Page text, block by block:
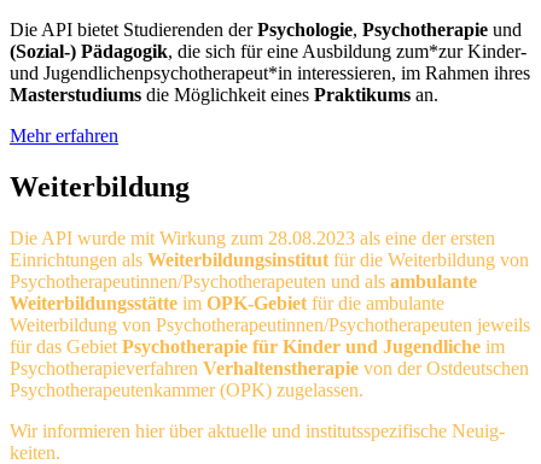
Die API bietet Studierenden derPsy­cho­logie, Psy­cho­thera­pie und
(Sozial-) Pä­da­gogik, die sich für eine Ausbildung zum*zur Kinder-
und Jugend­lichen­psycho­thera­peut*in in­te­res­sieren, im Rahmen ihres
Mas­ter­studiums die Möglichkeit eines Prak­tikums an.
Mehr erfahren
Weiterbildung
Die API wurde mit Wirkung zum 28.08.2023 als eine der ersten
Einrichtungen als Weiterbildungsinstitut für die Weiterbildung von
Psychotherapeutinnen/Psychotherapeuten und als ambulante
Weiterbildungsstätte im OPK-Gebiet für die ambulante
Weiterbildung von Psychotherapeutinnen/Psychotherapeuten jeweils
für das Gebiet Psychotherapie für Kinder und Jugendliche im
Psychotherapieverfahren Verhaltenstherapie von der Ostdeutschen
Psychotherapeutenkammer (OPK) zugelassen.
Wir infor­mieren hier über aktuelle und in­sti­tuts­spe­zi­fische Neuig­
keiten.